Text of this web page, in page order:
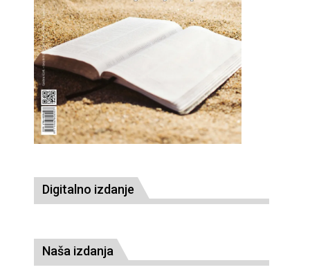
Digitalno izdanje
Naša izdanja